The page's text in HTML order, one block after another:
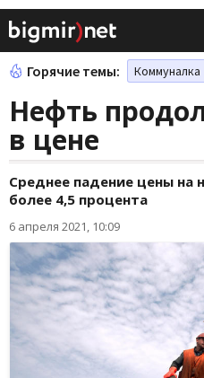
Горячие темы: Коммуналка
Нефть
в цене
Среднее падение цены на
более 4,5 процента
6 апреля 2021, 10:09